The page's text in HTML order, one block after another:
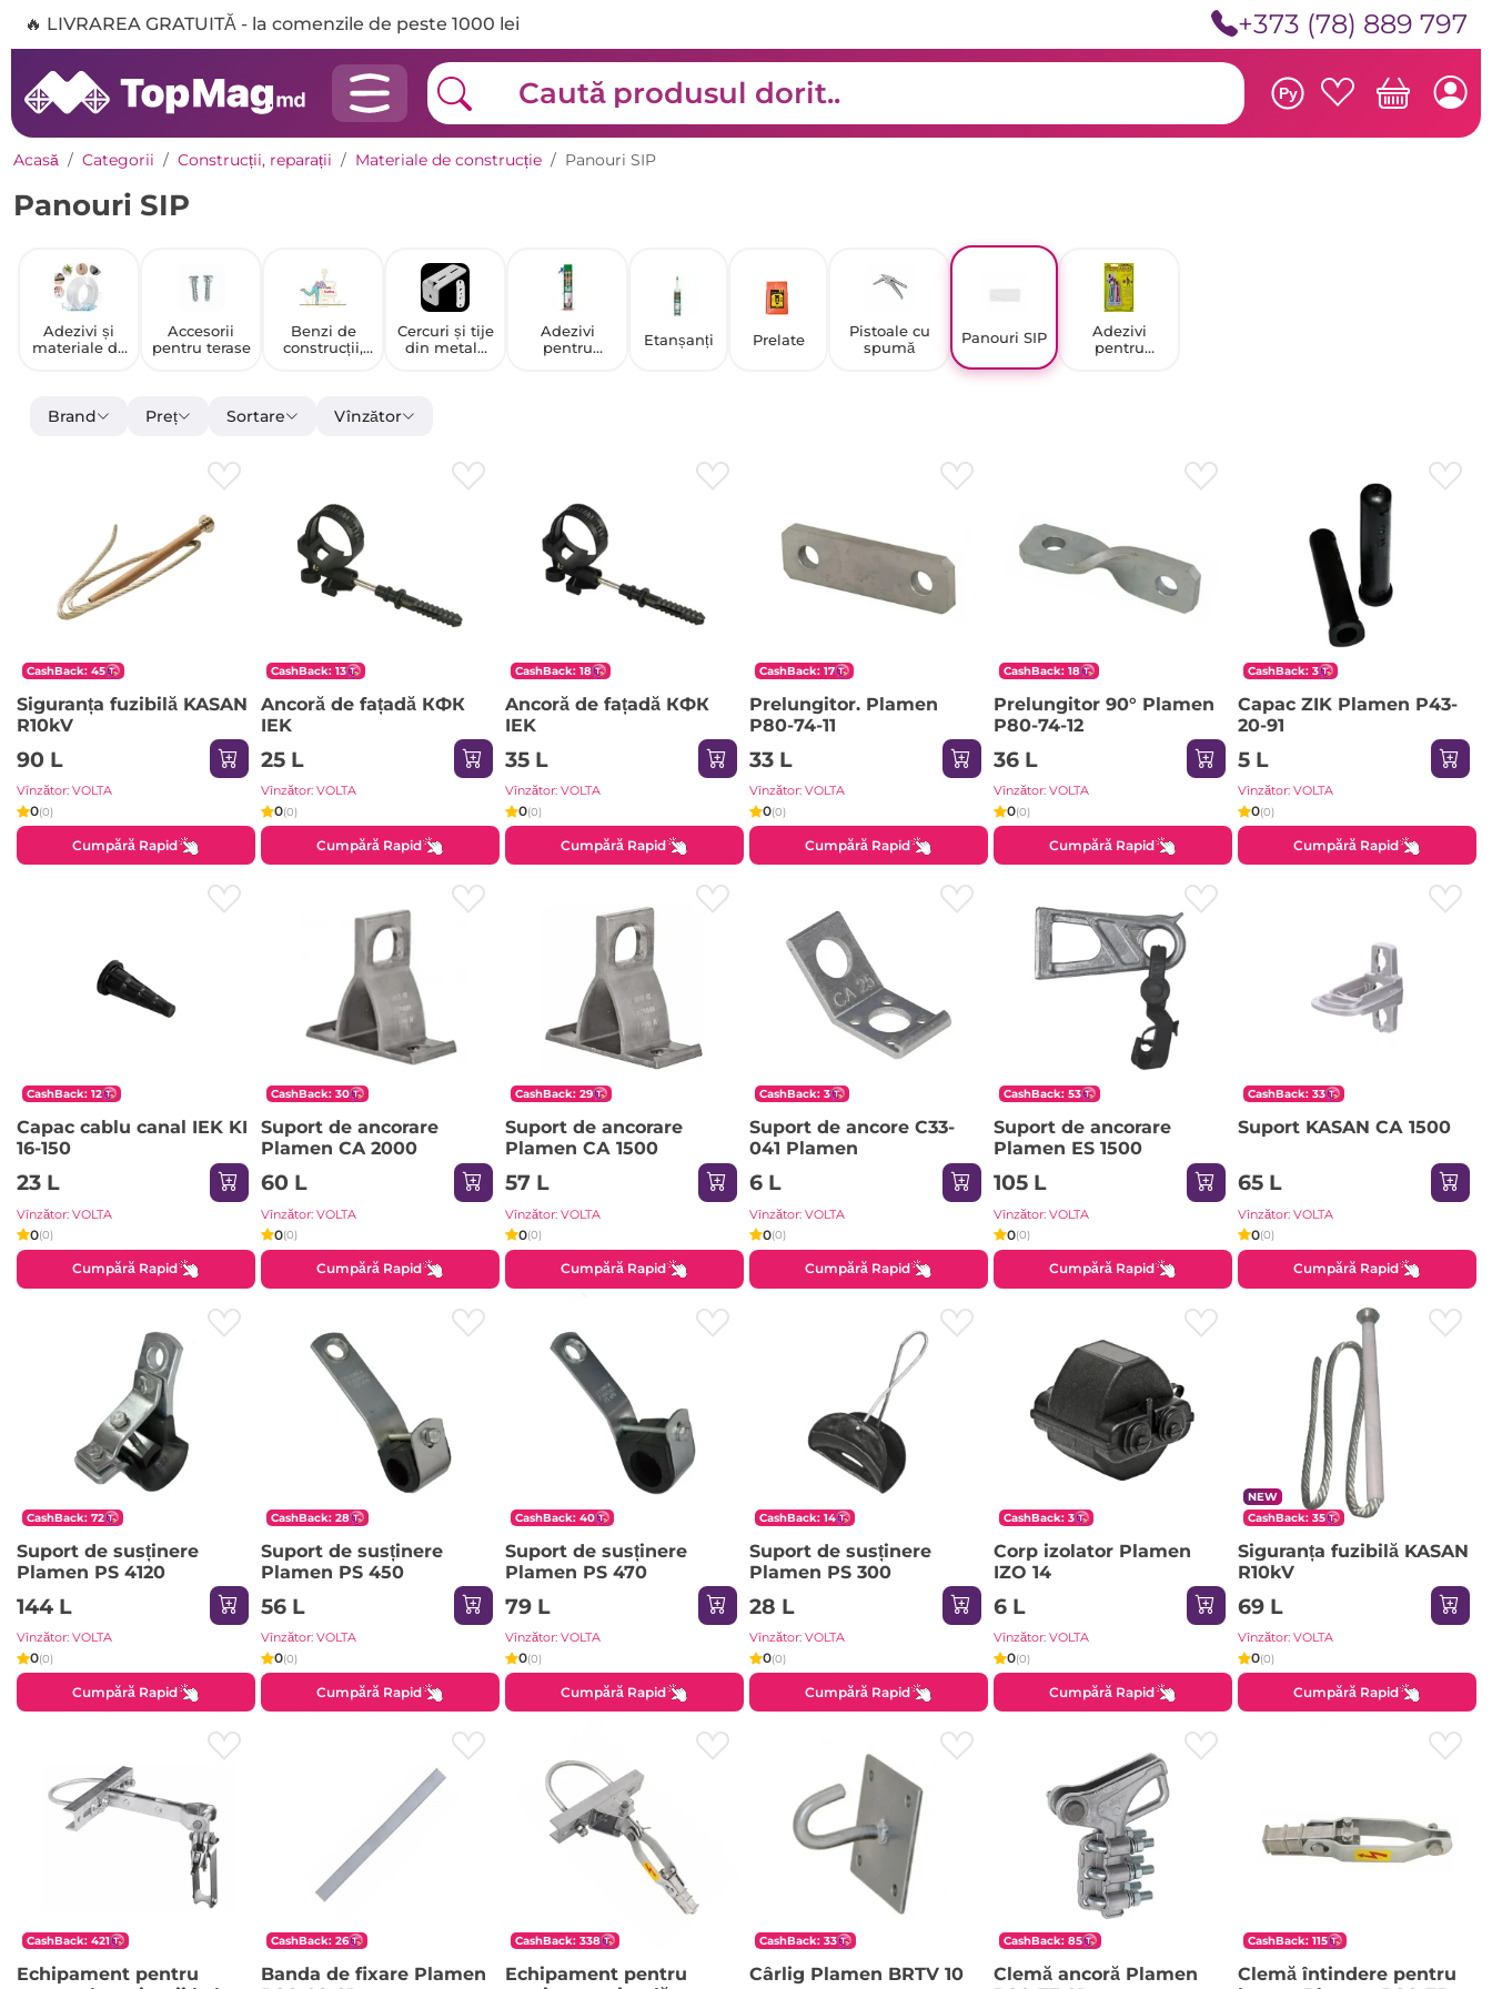
🔥 LIVRAREA GRATUITĂ - la comenzile de peste 1000 lei +373 (78) 889 797
Ру
Acasă Categorii Construcții, reparații Materiale de construcție Panouri SIP
Panouri SIP
Adezivi și
materiale de
Accesorii
pentru terase
Benzi de
construcții,
Cercuri și tije
din metale
Adezivi
pentru
Etanșanți Prelate
Pistoale cu
spumă
Panouri SIP
Adezivi
pentru
Brand Preț Sortare Vînzător
CashBack: 45
Siguranța fuzibilă KASAN
R10kV
90 L
Vînzător: VOLTA
0(0)
Cumpără Rapid
CashBack: 13
Ancoră de fațadă КФК
IEK
25 L
Vînzător: VOLTA
0(0)
Cumpără Rapid
CashBack: 18
Ancoră de fațadă КФК
IEK
35 L
Vînzător: VOLTA
0(0)
Cumpără Rapid
CashBack: 17
Prelungitor. Plamen
P80-74-11
33 L
Vînzător: VOLTA
0(0)
Cumpără Rapid
CashBack: 18
Prelungitor 90° Plamen
P80-74-12
36 L
Vînzător: VOLTA
0(0)
Cumpără Rapid
CashBack: 3
Capac ZIK Plamen P43-
20-91
5 L
Vînzător: VOLTA
0(0)
Cumpără Rapid
CashBack: 12
Capac cablu canal IEK KI
16-150
23 L
Vînzător: VOLTA
0(0)
Cumpără Rapid
CashBack: 30
Suport de ancorare
Plamen CA 2000
60 L
Vînzător: VOLTA
0(0)
Cumpără Rapid
CashBack: 29
Suport de ancorare
Plamen CА 1500
57 L
Vînzător: VOLTA
0(0)
Cumpără Rapid
CashBack: 3
Suport de ancore C33-
041 Plamen
6 L
Vînzător: VOLTA
0(0)
Cumpără Rapid
CashBack: 53
Suport de ancorare
Plamen ЕS 1500
105 L
Vînzător: VOLTA
0(0)
Cumpără Rapid
CashBack: 33
Suport KASAN СА 1500
65 L
Vînzător: VOLTA
0(0)
Cumpără Rapid
CashBack: 72
Suport de susținere
Plamen PS 4120
144 L
Vînzător: VOLTA
0(0)
Cumpără Rapid
CashBack: 28
Suport de susținere
Plamen PS 450
56 L
Vînzător: VOLTA
0(0)
Cumpără Rapid
CashBack: 40
Suport de susținere
Plamen PS 470
79 L
Vînzător: VOLTA
0(0)
Cumpără Rapid
CashBack: 14
Suport de susținere
Plamen РS 300
28 L
Vînzător: VOLTA
0(0)
Cumpără Rapid
CashBack: 3
Corp izolator Plamen
IZO 14
6 L
Vînzător: VOLTA
0(0)
Cumpără Rapid
NEW
CashBack: 35
Siguranța fuzibilă KASAN
R10kV
69 L
Vînzător: VOLTA
0(0)
Cumpără Rapid
CashBack: 421
Echipament pentru
CashBack: 26
Banda de fixare Plamen
CashBack: 338
Echipament pentru
CashBack: 33
Cârlig Plamen BRTV 10
CashBack: 85
Clemă ancoră Plamen
CashBack: 115
Clemă întindere pentru